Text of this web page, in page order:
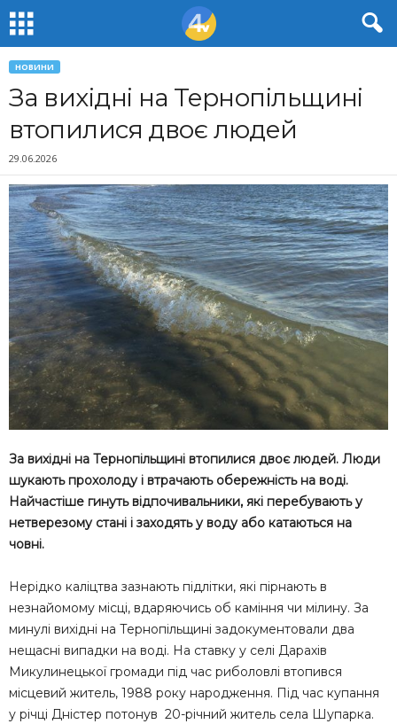
НОВИНИ
За вихідні на Тернопільщині
втопилися двоє людей
29.06.2026
За вихідні на Тернопільщині втопилися двоє людей. Люди
шукають прохолоду і втрачають обережність на воді.
Найчастіше гинуть відпочивальники, які перебувають у
нетверезому стані і заходять у воду або катаються на
човні.
Нерідко каліцтва зазнають підлітки, які пірнають в
незнайомому місці, вдаряючись об каміння чи мілину. За
минулі вихідні на Тернопільщині задокументовали два
нещасні випадки на воді. На ставку у селі Дарахів
Микулинецької громади під час риболовлі втопився
місцевий житель, 1988 року народження. Під час купання
у річці Дністер потонув 20-річний житель села Шупарка.